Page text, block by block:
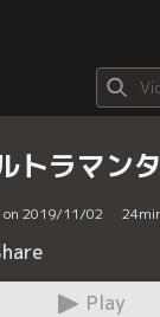
トラマン
2019/11/02 24
Play